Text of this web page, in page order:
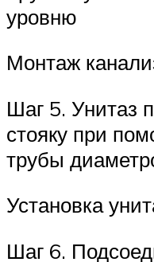
уровню
Монтаж
Шаг 5. Унитаз
стояку при
трубы
Установка
Шаг 6.